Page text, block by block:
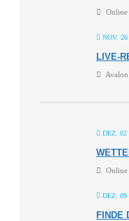
Online
NOV. 26
LIVE-
DEZ. 02
Online
DEZ. 09
FINDE